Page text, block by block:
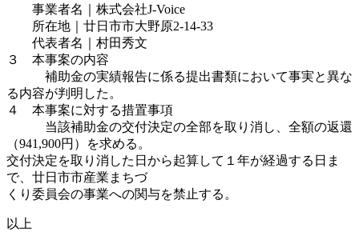
事業者名｜株式会社J-Voice
所在地｜廿日市市大野原2-14-33
代表者名｜村田秀文
３ 本事案の内容
補助金の実績報告に係る提出書類において事実と異な
る内容が判明した。
４ 本事案に対する措置事項
当該補助金の交付決定の全部を取り消し、全額の返還
（941,900円）を求める。
交付決定を取り消した日から起算して１年が経過する日ま
で、廿日市市産業まちづ
くり委員会の事業への関与を禁止する。
以上